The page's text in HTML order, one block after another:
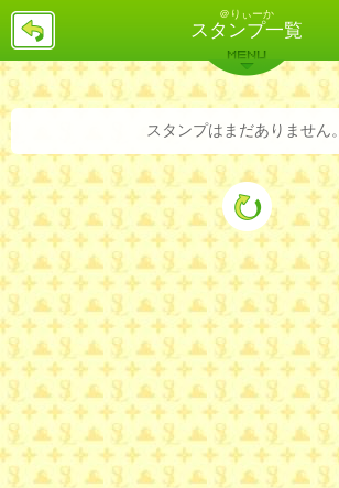
＠りぃーか
スタンプ一覧
戻
バックナンバー 詳細検索 ランキング
MENU
スタンプはまだありません。